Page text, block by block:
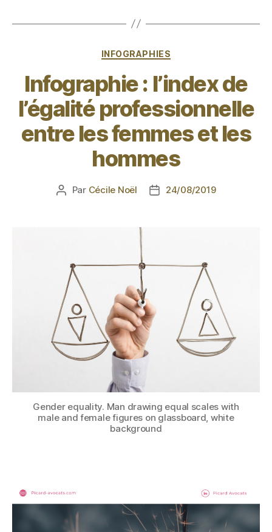
INFOGRAPHIES
Infographie : l’index de
l’égalité professionnelle
entre les femmes et les
hommes
Par Cécile Noël 24/08/2019
Gender equality. Man drawing equal scales with
male and female figures on glassboard, white
background